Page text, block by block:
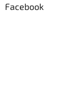
Facebook